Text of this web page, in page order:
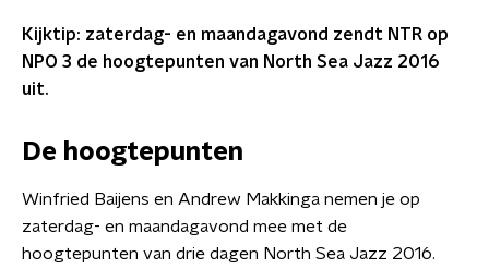
Kijktip: zaterdag- en maandagavond zendt NTR op
NPO 3 de hoogtepunten van North Sea Jazz 2016
uit.
De hoogtepunten
Winfried Baijens en Andrew Makkinga nemen je op
zaterdag- en maandagavond mee met de
hoogtepunten van drie dagen North Sea Jazz 2016.